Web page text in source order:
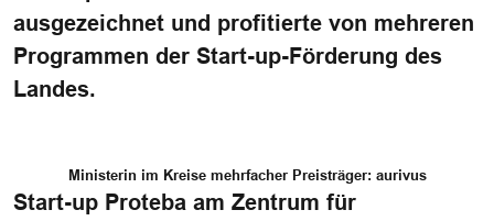
ausgezeichnet und profitierte von mehreren
Programmen der Start-up-Förderung des
Landes.
Ministerin im Kreise mehrfacher Preisträger: aurivus
Start-up Proteba am Zentrum für